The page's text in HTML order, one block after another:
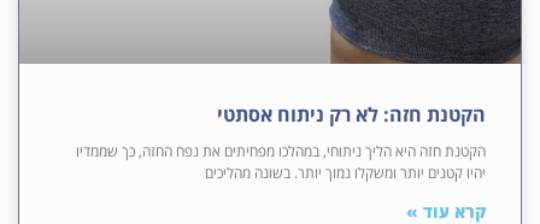
הקטנת חזה: לא רק ניתוח אסתטי
הקטנת חזה היא הליך ניתוחי, במהלכו מפחיתים את נפח החזה, כך שממדיו
יהיו קטנים יותר ומשקלו נמוך יותר. בשונה מהליכים
קרא עוד »